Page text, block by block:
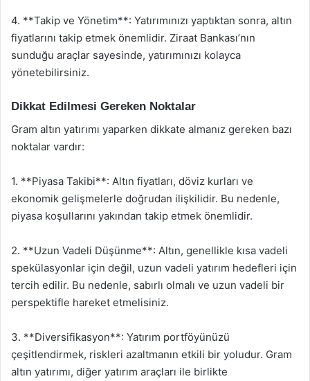
4. **Takip ve Yönetim**: Yatırımınızı yaptıktan sonra, altın
fiyatlarını takip etmek önemlidir. Ziraat Bankası’nın
sunduğu araçlar sayesinde, yatırımınızı kolayca
yönetebilirsiniz.
Dikkat Edilmesi Gereken Noktalar
Gram altın yatırımı yaparken dikkate almanız gereken bazı
noktalar vardır:
1. **Piyasa Takibi**: Altın fiyatları, döviz kurları ve
ekonomik gelişmelerle doğrudan ilişkilidir. Bu nedenle,
piyasa koşullarını yakından takip etmek önemlidir.
2. **Uzun Vadeli Düşünme**: Altın, genellikle kısa vadeli
spekülasyonlar için değil, uzun vadeli yatırım hedefleri için
tercih edilir. Bu nedenle, sabırlı olmalı ve uzun vadeli bir
perspektifle hareket etmelisiniz.
3. **Diversifikasyon**: Yatırım portföyünüzü
çeşitlendirmek, riskleri azaltmanın etkili bir yoludur. Gram
altın yatırımı, diğer yatırım araçları ile birlikte